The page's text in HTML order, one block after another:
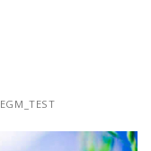
EGM_TEST